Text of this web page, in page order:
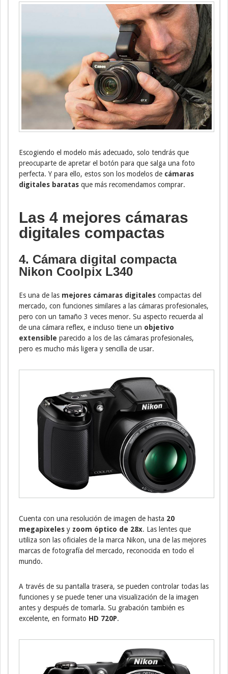
Escogiendo el modelo más adecuado, solo tendrás que
preocuparte de apretar el botón para que salga una foto
perfecta. Y para ello, estos son los modelos de cámaras
digitales baratas que más recomendamos comprar.
Las 4 mejores cámaras
digitales compactas
4. Cámara digital compacta
Nikon Coolpix L340
Es una de las mejores cámaras digitales compactas del
mercado, con funciones similares a las cámaras profesionales,
pero con un tamaño 3 veces menor. Su aspecto recuerda al
de una cámara reflex, e incluso tiene un objetivo
extensible parecido a los de las cámaras profesionales,
pero es mucho más ligera y sencilla de usar.
Cuenta con una resolución de imagen de hasta 20
megapixeles y zoom óptico de 28x. Las lentes que
utiliza son las oficiales de la marca Nikon, una de las mejores
marcas de fotografía del mercado, reconocida en todo el
mundo.
A través de su pantalla trasera, se pueden controlar todas las
funciones y se puede tener una visualización de la imagen
antes y después de tomarla. Su grabación también es
excelente, en formato HD 720P.